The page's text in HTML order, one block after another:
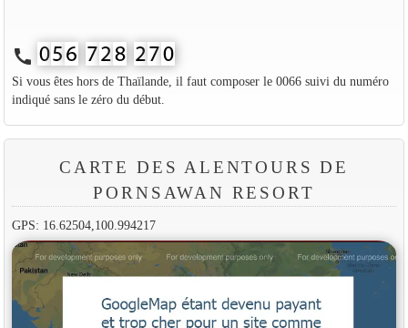
call
Si vous êtes hors de Thaïlande, il faut composer le 0066 suivi du numéro
indiqué sans le zéro du début.
CARTE DES ALENTOURS DE
PORNSAWAN RESORT
GPS: 16.62504,100.994217